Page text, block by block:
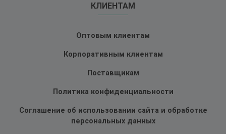
КЛИЕНТАМ
Оптовым клиентам
Корпоративным клиентам
Поставщикам
Политика конфиденциальности
Соглашение об использовании сайта и обработке
персональных данных